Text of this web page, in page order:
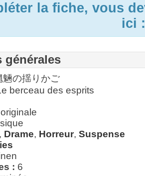
la fiche, vous
ici
générales
魎の揺りかご
berceau des esprits
, Drame, Horreur, Suspense
: 6